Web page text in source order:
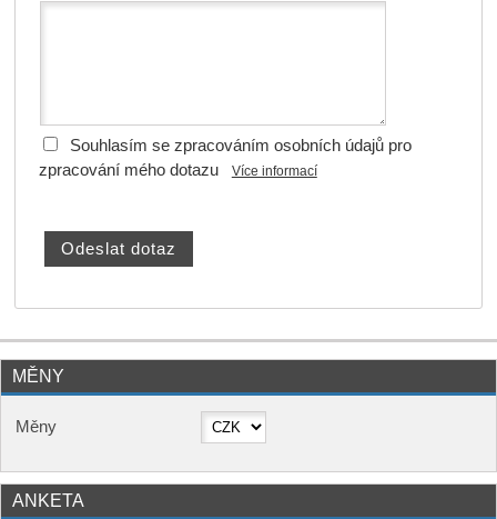
Souhlasím se zpracováním osobních údajů pro
zpracování mého dotazu
Více informací
MĚNY
Měny
ANKETA